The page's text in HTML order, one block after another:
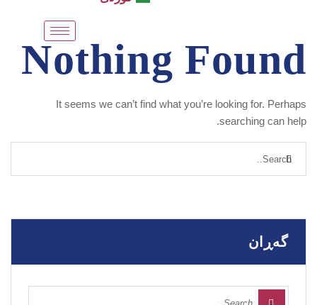
Nothing Found
It seems we can’t find what you’re looking for. Perhaps
searching can help.
گەڕان